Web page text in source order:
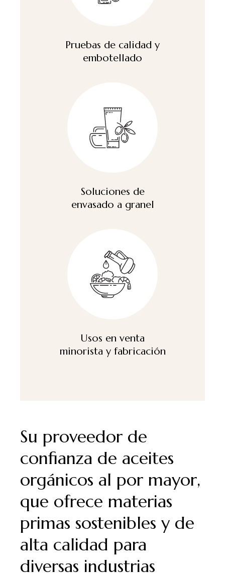
Pruebas de calidad y
embotellado
Soluciones de
envasado a granel
Usos en venta
minorista y fabricación
Su proveedor de
confianza de aceites
orgánicos al por mayor,
que ofrece materias
primas sostenibles y de
alta calidad para
diversas industrias